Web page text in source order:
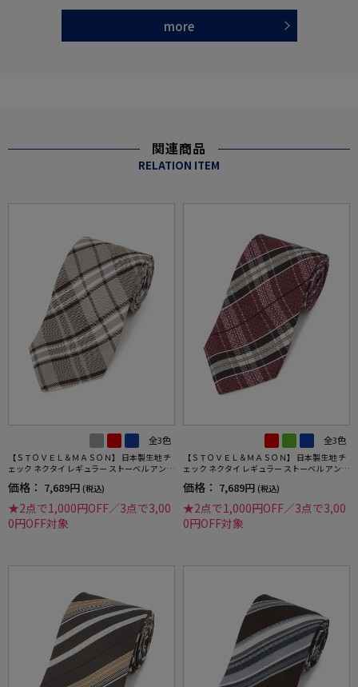
more
関連商品
RELATION ITEM
全3色
【ＳＴＯＶＥＬ＆ＭＡＳＯＮ】 日本製生地 チ
ェック ネクタイ レギュラー ストーベル アンド
メイソン 春夏
価格： 7,689円 (税込)
★2点で1,000円OFF／3点で3,00
0円OFF対象
全3色
【ＳＴＯＶＥＬ＆ＭＡＳＯＮ】 日本製生地 チ
ェック ネクタイ レギュラー ストーベル アンド
メイソン 春夏
価格： 7,689円 (税込)
★2点で1,000円OFF／3点で3,00
0円OFF対象